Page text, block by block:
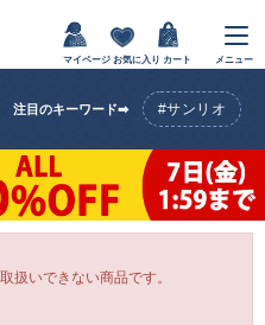
マイページ お気に入り カート メニュー
注目のキーワード➡ #サンリオ
扱いできない商品です。